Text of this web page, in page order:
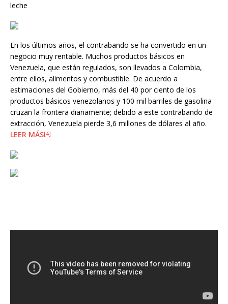
leche
En los últimos años, el contrabando se ha convertido en un
negocio muy rentable. Muchos productos básicos en
Venezuela, que están regulados, son llevados a Colombia,
entre ellos, alimentos y combustible. De acuerdo a
estimaciones del Gobierno, más del 40 por ciento de los
productos básicos venezolanos y 100 mil barriles de gasolina
cruzan la frontera diariamente; debido a este contrabando de
extracción, Venezuela pierde 3,6 millones de dólares al año.
LEER MÁS[4]